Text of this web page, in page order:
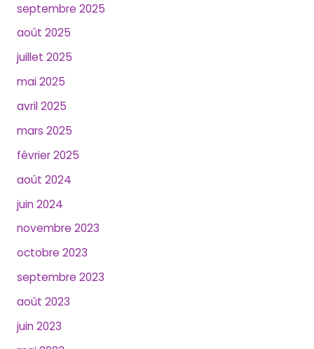
septembre 2025
août 2025
juillet 2025
mai 2025
avril 2025
mars 2025
février 2025
août 2024
juin 2024
novembre 2023
octobre 2023
septembre 2023
août 2023
juin 2023